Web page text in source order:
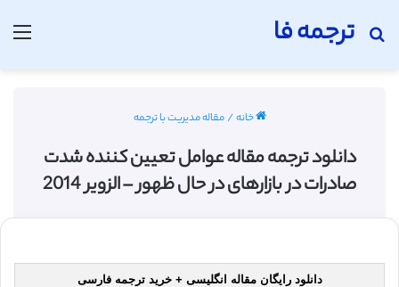
ترجمه فا
جستجو برای
خانه/مقاله مدیریت با ترجمه
دانلود ترجمه مقاله عوامل تعیین کننده شدت
صادرات در بازارهای در حال ظهور – الزویر 2014
دانلود رایگان مقاله انگلیسی + خرید ترجمه فارسی